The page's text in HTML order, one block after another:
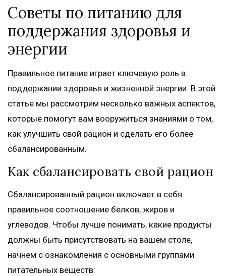
Советы по питанию для
поддержания здоровья и
энергии
Правильное питание играет ключевую роль в
поддержании здоровья и жизненной энергии. В этой
статье мы рассмотрим несколько важных аспектов,
которые помогут вам вооружиться знаниями о том,
как улучшить свой рацион и сделать его более
сбалансированным.
Как сбалансировать свой рацион
Сбалансированный рацион включает в себя
правильное соотношение белков, жиров и
углеводов. Чтобы лучше понимать, какие продукты
должны быть присутствовать на вашем столе,
начнем с ознакомления с основными группами
питательных веществ: